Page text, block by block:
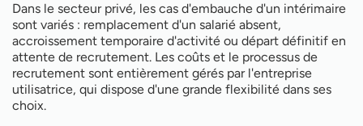
Dans le secteur privé, les cas d'embauche d'un intérimaire
sont variés : remplacement d'un salarié absent,
accroissement temporaire d'activité ou départ définitif en
attente de recrutement. Les coûts et le processus de
recrutement sont entièrement gérés par l'entreprise
utilisatrice, qui dispose d'une grande flexibilité dans ses
choix.